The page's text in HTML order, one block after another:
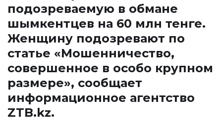
подозреваемую в обмане
шымкентцев на 60 млн тенге.
Женщину подозревают по
статье «Мошенничество,
совершенное в особо крупном
размере», сообщает
информационное агентство
ZTB.kz.